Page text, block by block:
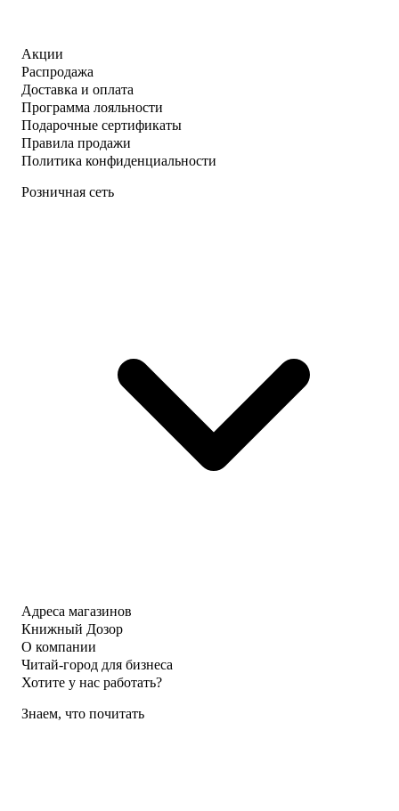
Акции
Распродажа
Доставка и оплата
Программа лояльности
Подарочные сертификаты
Правила продажи
Политика конфиденциальности
Розничная сеть
Адреса магазинов
Книжный Дозор
О компании
Читай-город для бизнеса
Хотите у нас работать?
Знаем, что почитать